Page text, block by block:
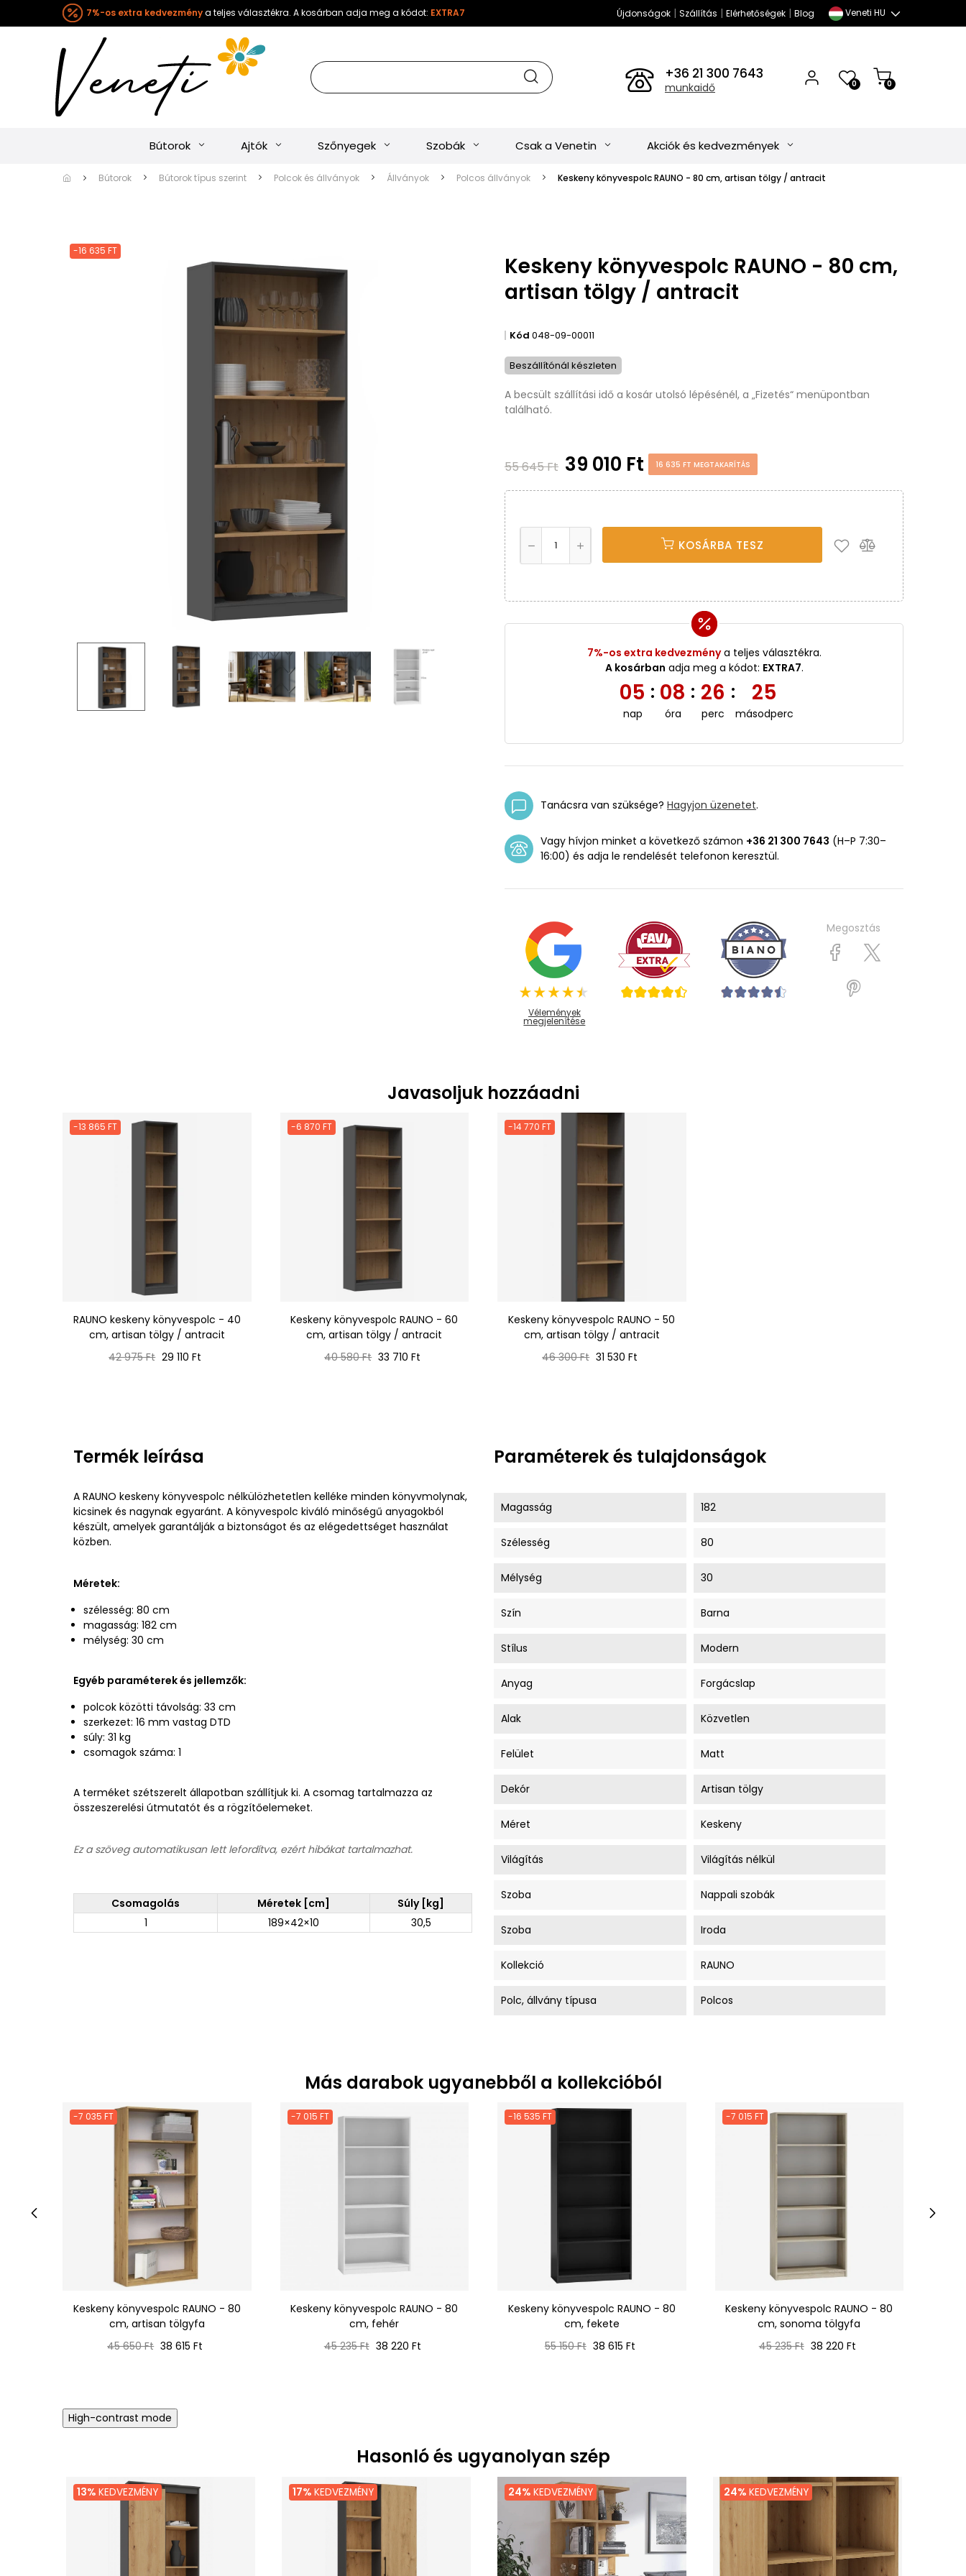
7%-os extra kedvezménya teljes választékra. A kosárban adja meg a kódot: EXTRA7 Újdonságok| Szállítás | Elérhetőségek| Blog Veneti HU
+36 21 300 7643
munkaidő 0 0
Bútorok Ajtók Szőnyegek Szobák Csak a Venetin Akciók és kedvezmények
Bútorok Bútorok típus szerint Polcok és állványok Állványok Polcos állványok Keskeny könyvespolc RAUNO - 80 cm, artisan tölgy / antracit
-16 635 FT
Keskeny könyvespolc RAUNO - 80 cm,
artisan tölgy / antracit
Kód 048-09-00011
Beszállítónál készleten
A becsült szállítási idő a kosár utolsó lépésénél, a „Fizetés“ menüpontban
található.
55 645 Ft 39 010 Ft 16 635 FT MEGTAKARÍTÁS
KOSÁRBA TESZ
7%-os extra kedvezménya teljes választékra.
A kosárban adja meg a kódot: EXTRA7.
05
nap
: 08
óra
: 26
perc
: 24
másodperc
Tanácsra van szüksége? Hagyjon üzenetet.
Vagy hívjon minket a következő számon +36 21 300 7643 (H–P 7:30–
16:00) és adja le rendelését telefonon keresztül.
Vélemények
megjelenítése
Megosztás
Javasoljuk hozzáadni
-13 865 FT
RAUNO keskeny könyvespolc - 40
cm, artisan tölgy / antracit
Normál
42 975 Ft Ár
29 110 Ft
-6 870 FT
Keskeny könyvespolc RAUNO - 60
cm, artisan tölgy / antracit
Normál
40 580 Ft Ár
33 710 Ft
-14 770 FT
Keskeny könyvespolc RAUNO - 50
cm, artisan tölgy / antracit
Normál
46 300 Ft Ár
31 530 Ft
Termék leírása
A RAUNO keskeny könyvespolc nélkülözhetetlen kelléke minden könyvmolynak,
kicsinek és nagynak egyaránt. A könyvespolc kiváló minőségű anyagokból
készült, amelyek garantálják a biztonságot és az elégedettséget használat
közben.
Méretek:
szélesség: 80 cm
magasság: 182 cm
mélység: 30 cm
Egyéb paraméterek és jellemzők:
polcok közötti távolság: 33 cm
szerkezet: 16 mm vastag DTD
súly: 31 kg
csomagok száma: 1
A terméket szétszerelt állapotban szállítjuk ki. A csomag tartalmazza az
összeszerelési útmutatót és a rögzítőelemeket.
Ez a szöveg automatikusan lett lefordítva, ezért hibákat tartalmazhat.
Csomagolás Méretek [cm]
Súly [kg]
1
189×42×10 30,5
Paraméterek és tulajdonságok
Magasság 182
Szélesség 80
Mélység 30
Szín Barna
Stílus Modern
Anyag Forgácslap
Alak Közvetlen
Felület Matt
Dekór Artisan tölgy
Méret Keskeny
Világítás Világítás nélkül
Szoba Nappali szobák
Szoba Iroda
Kollekció RAUNO
Polc, állvány típusa Polcos
Más darabok ugyanebből a kollekcióból
-7 035 FT
Keskeny könyvespolc RAUNO - 80
cm, artisan tölgyfa
Normál
45 650 Ft Ár
38 615 Ft
-7 015 FT
Keskeny könyvespolc RAUNO - 80
cm, fehér
Normál
45 235 Ft Ár
38 220 Ft
-16 535 FT
Keskeny könyvespolc RAUNO - 80
cm, fekete
Normál
55 150 Ft Ár
38 615 Ft
-7 015 FT
Keskeny könyvespolc RAUNO - 80
cm, sonoma tölgyfa
Normál
45 235 Ft Ár
38 220 Ft
High-contrast mode
Hasonló és ugyanolyan szép
13% KEDVEZMÉNY 17% KEDVEZMÉNY 24% KEDVEZMÉNY 24% KEDVEZMÉNY